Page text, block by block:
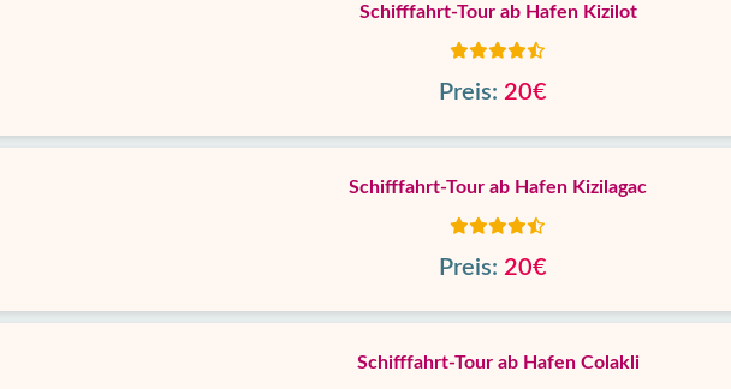
Schifffahrt-Tour ab Hafen Kizilot
Preis: 20€
Schifffahrt-Tour ab Hafen Kizilagac
Preis: 20€
Schifffahrt-Tour ab Hafen Colakli